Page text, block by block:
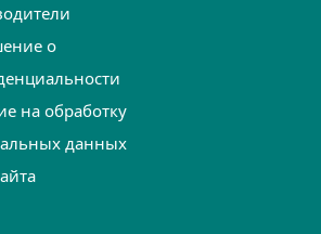
о
на обработку
данных